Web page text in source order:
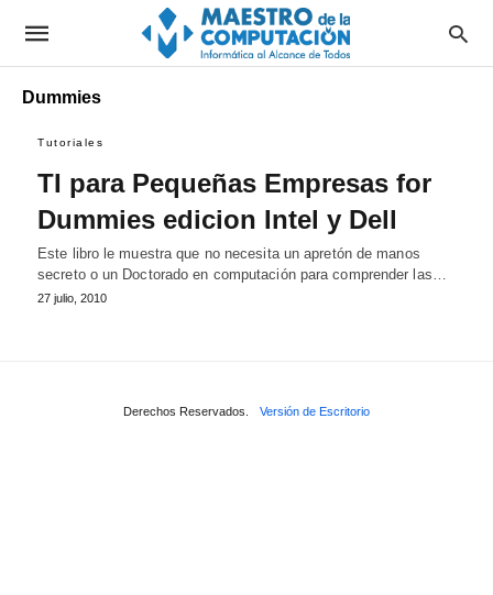
Dummies
Tutoriales
TI para Pequeñas Empresas for
Dummies edicion Intel y Dell
Este libro le muestra que no necesita un apretón de manos
secreto o un Doctorado en computación para comprender las…
27 julio, 2010
Derechos Reservados. Versión de Escritorio